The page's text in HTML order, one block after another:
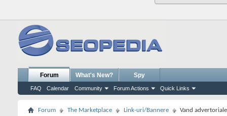
Forum
FAQ Calendar Community Forum Actions Quick Links
What's New? Spy
Forum The Marketplace Link-uri/Bannere Vand